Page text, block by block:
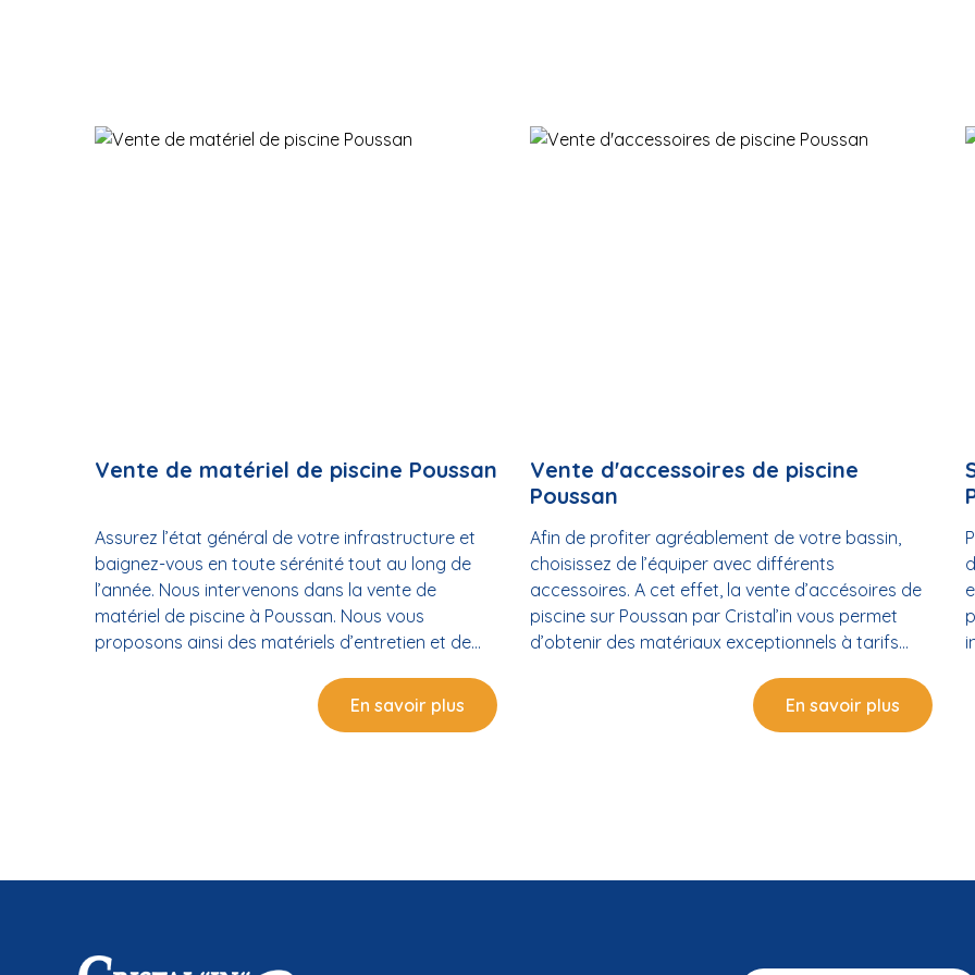
Vente de matériel de piscine Poussan
Assurez l’état général de votre infrastructure et
baignez-vous en toute sérénité tout au long de
l’année. Nous intervenons dans la vente de
matériel de piscine à Poussan. Nous vous
proposons ainsi des matériels d’entretien et de
adaptés à votre piscine Veillez à la propreté de
l’eau et au confort de votre piscine à l’aide de nos
et la rénovation de votre bassin d’eau, qu’il soit
vous proposer les matériels et accessoires pour
En savoir plus
Vente d'accessoires de piscine
Poussan
Afin de profiter agréablement de votre bassin,
choisissez de l’équiper avec différents
accessoires. A cet effet, la vente d’accésoires de
piscine sur Poussan par Cristal’in vous permet
d’obtenir des matériaux exceptionnels à tarifs
mieux aménager votre bassin d’eau Un
aménagement de votre piscine vous assure un
votre piscine. Nous avons pour vous différents
En savoir plus